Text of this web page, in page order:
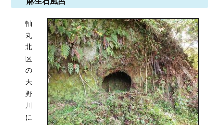
軸
丸
北
区
の
大
野
川
に